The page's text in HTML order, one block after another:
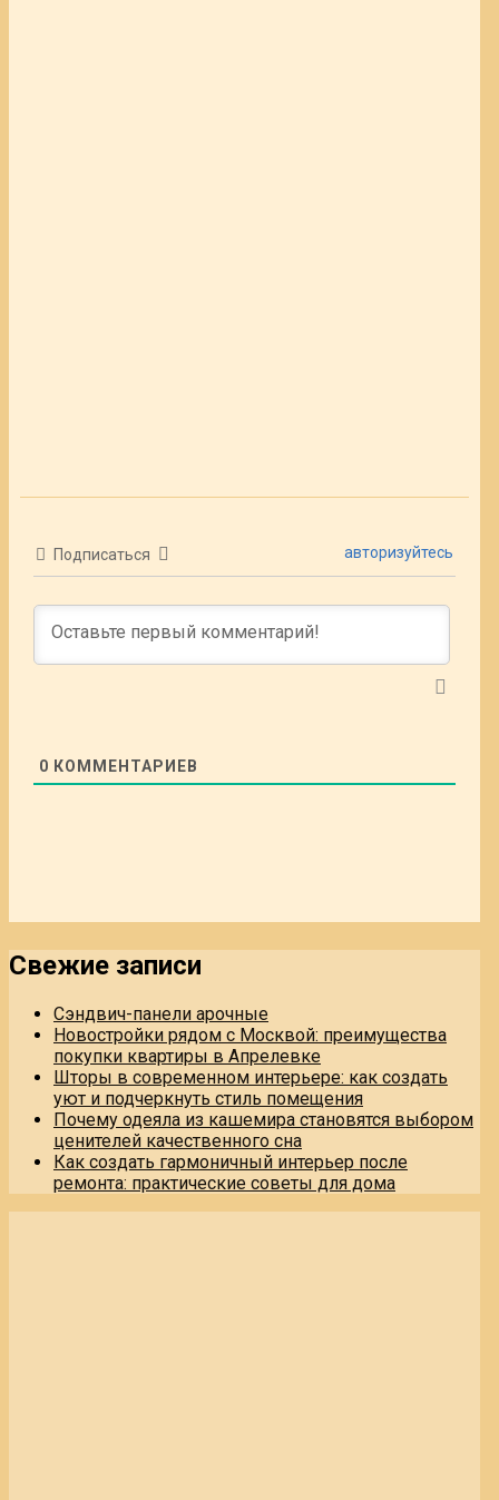
Подписаться авторизуйтесь
0 КОММЕНТАРИЕВ
Свежие записи
Сэндвич-панели арочные
Новостройки рядом с Москвой: преимущества
покупки квартиры в Апрелевке
Шторы в современном интерьере: как создать
уют и подчеркнуть стиль помещения
Почему одеяла из кашемира становятся выбором
ценителей качественного сна
Как создать гармоничный интерьер после
ремонта: практические советы для дома